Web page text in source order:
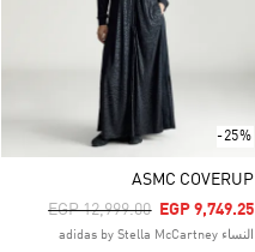
-25%
ASMC COVERUP
Price Reduced From
EGP 12,999.00ToEGP 9,749.25
النساء adidas by Stella McCartney